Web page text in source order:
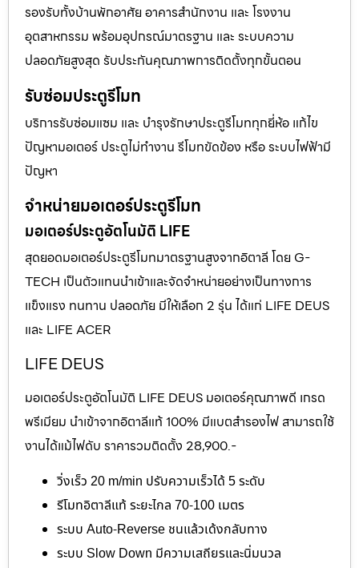
รองรับทั้งบ้านพักอาศัย อาคารสำนักงาน และ โรงงาน
อุตสาหกรรม พร้อมอุปกรณ์มาตรฐาน และ ระบบความ
ปลอดภัยสูงสุด รับประกันคุณภาพการติดตั้งทุกขั้นตอน
รับซ่อมประตูรีโมท
บริการรับซ่อมแซม และ บำรุงรักษาประตูรีโมททุกยี่ห้อ แก้ไข
ปัญหามอเตอร์ ประตูไม่ทำงาน รีโมทขัดข้อง หรือ ระบบไฟฟ้ามี
ปัญหา
จำหน่ายมอเตอร์ประตูรีโมท
มอเตอร์ประตูอัตโนมัติ LIFE
สุดยอดมอเตอร์ประตูรีโมทมาตรฐานสูงจากอิตาลี โดย G-
TECH เป็นตัวแทนนำเข้าและจัดจำหน่ายอย่างเป็นทางการ
แข็งแรง ทนทาน ปลอดภัย มีให้เลือก 2 รุ่น ได้แก่ LIFE DEUS
และ LIFE ACER
LIFE DEUS
มอเตอร์ประตูอัตโนมัติ LIFE DEUS มอเตอร์คุณภาพดี เกรด
พรีเมียม นำเข้าจากอิตาลีแท้ 100% มีแบตสำรองไฟ สามารถใช้
งานได้แม้ไฟดับ ราคารวมติดตั้ง 28,900.-
วิ่งเร็ว 20 m/min ปรับความเร็วได้ 5 ระดับ
รีโมทอิตาลีแท้ ระยะไกล 70-100 เมตร
ระบบ Auto-Reverse ชนแล้วเด้งกลับทาง
ระบบ Slow Down มีความเสถียรและนิ่มนวล